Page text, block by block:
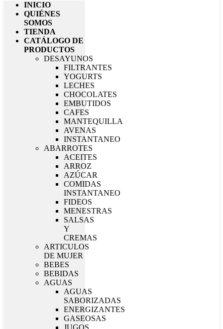
INICIO
QUIÉNES
SOMOS
TIENDA
CATÁLOGO DE
PRODUCTOS
DESAYUNOS
FILTRANTES
YOGURTS
LECHES
CHOCOLATES
EMBUTIDOS
CAFES
MANTEQUILLA
AVENAS
INSTANTANEO
ABARROTES
ACEITES
ARROZ
AZÚCAR
COMIDAS
INSTANTANEO
FIDEOS
MENESTRAS
SALSAS
Y
CREMAS
ARTICULOS
DE MUJER
BEBES
BEBIDAS
AGUAS
AGUAS
SABORIZADAS
ENERGIZANTES
GASEOSAS